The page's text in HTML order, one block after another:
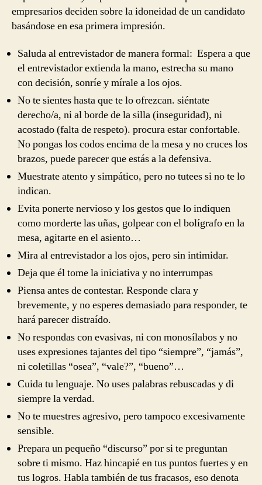
empresarios deciden sobre la idoneidad de un candidato
basándose en esa primera impresión.
Saluda al entrevistador de manera formal: Espera a que
el entrevistador extienda la mano, estrecha su mano
con decisión, sonríe y mírale a los ojos.
No te sientes hasta que te lo ofrezcan. siéntate
derecho/a, ni al borde de la silla (inseguridad), ni
acostado (falta de respeto). procura estar confortable.
No pongas los codos encima de la mesa y no cruces los
brazos, puede parecer que estás a la defensiva.
Muestrate atento y simpático, pero no tutees si no te lo
indican.
Evita ponerte nervioso y los gestos que lo indiquen
como morderte las uñas, golpear con el bolígrafo en la
mesa, agitarte en el asiento…
Mira al entrevistador a los ojos, pero sin intimidar.
Deja que él tome la iniciativa y no interrumpas
Piensa antes de contestar. Responde clara y
brevemente, y no esperes demasiado para responder, te
hará parecer distraído.
No respondas con evasivas, ni con monosílabos y no
uses expresiones tajantes del tipo “siempre”, “jamás”,
ni coletillas “osea”, “vale?”, “bueno”…
Cuida tu lenguaje. No uses palabras rebuscadas y di
siempre la verdad.
No te muestres agresivo, pero tampoco excesivamente
sensible.
Prepara un pequeño “discurso” por si te preguntan
sobre ti mismo. Haz hincapié en tus puntos fuertes y en
tus logros. Habla también de tus fracasos, eso denota